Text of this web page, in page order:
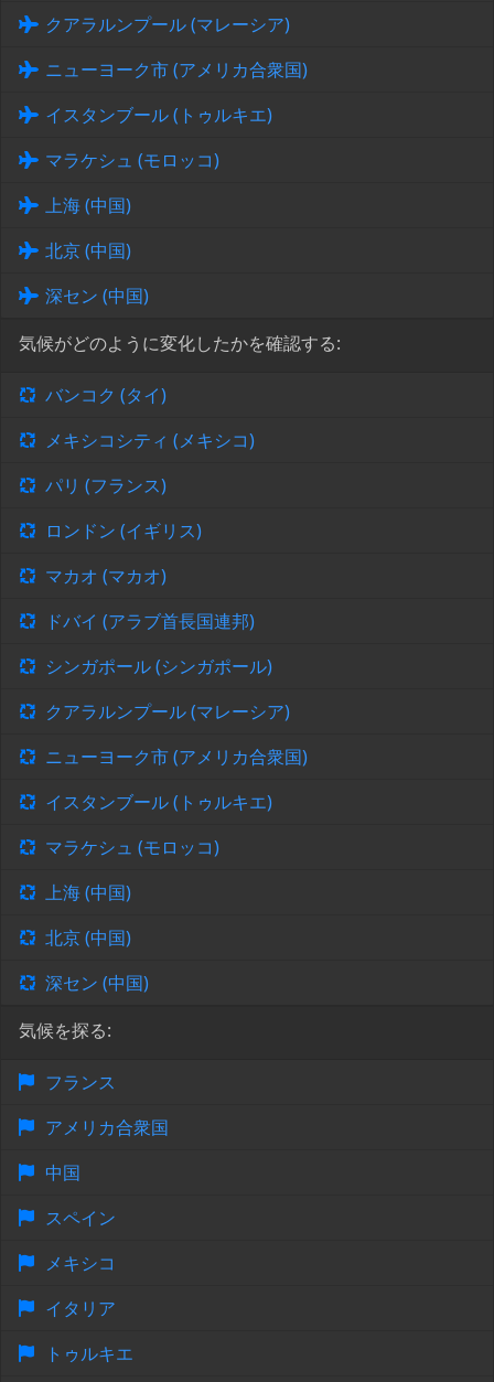
クアラルンプール (マレーシア)
ニューヨーク市 (アメリカ合衆国)
イスタンブール (トゥルキエ)
マラケシュ (モロッコ)
上海 (中国)
北京 (中国)
深セン (中国)
気候がどのように変化したかを確認する:
バンコク (タイ)
メキシコシティ (メキシコ)
パリ (フランス)
ロンドン (イギリス)
マカオ (マカオ)
ドバイ (アラブ首長国連邦)
シンガポール (シンガポール)
クアラルンプール (マレーシア)
ニューヨーク市 (アメリカ合衆国)
イスタンブール (トゥルキエ)
マラケシュ (モロッコ)
上海 (中国)
北京 (中国)
深セン (中国)
気候を探る:
フランス
アメリカ合衆国
中国
スペイン
メキシコ
イタリア
トゥルキエ